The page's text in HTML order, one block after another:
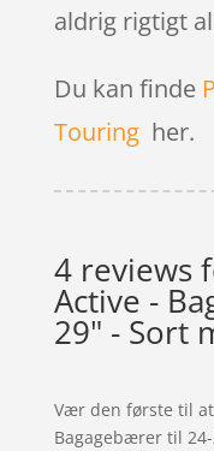
aldrig rigtigt
Du kan finde
Touringher.
4 reviews
Active -
29" - Sort
Vær den første til at
Bagagebærer til 24-